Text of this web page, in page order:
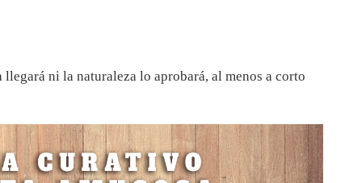
ni la naturaleza lo aprobará, al menos a corto